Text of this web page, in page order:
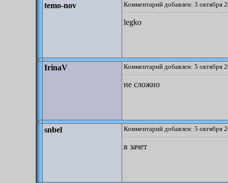
temo-nov Комментарий добавлен: 3 октября
legko
IrinaV Комментарий добавлен: 5 октября
не сложно
snbel Комментарий добавлен: 5 октября
в зачет